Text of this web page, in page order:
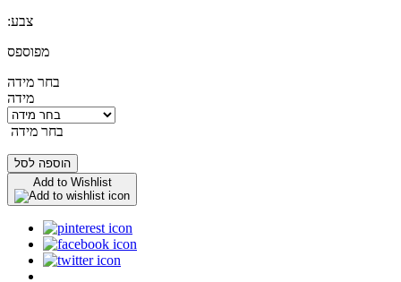
:צבע
מפוספס
בחר מידה
מידה
בחר מידה
הוספה לסל
Add to Wishlist